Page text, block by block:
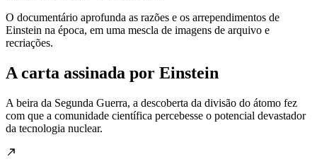
O documentário aprofunda as razões e os arrependimentos de
Einstein na época, em uma mescla de imagens de arquivo e
recriações.
A carta assinada por Einstein
A beira da Segunda Guerra, a descoberta da divisão do átomo fez
com que a comunidade científica percebesse o potencial devastador
da tecnologia nuclear.